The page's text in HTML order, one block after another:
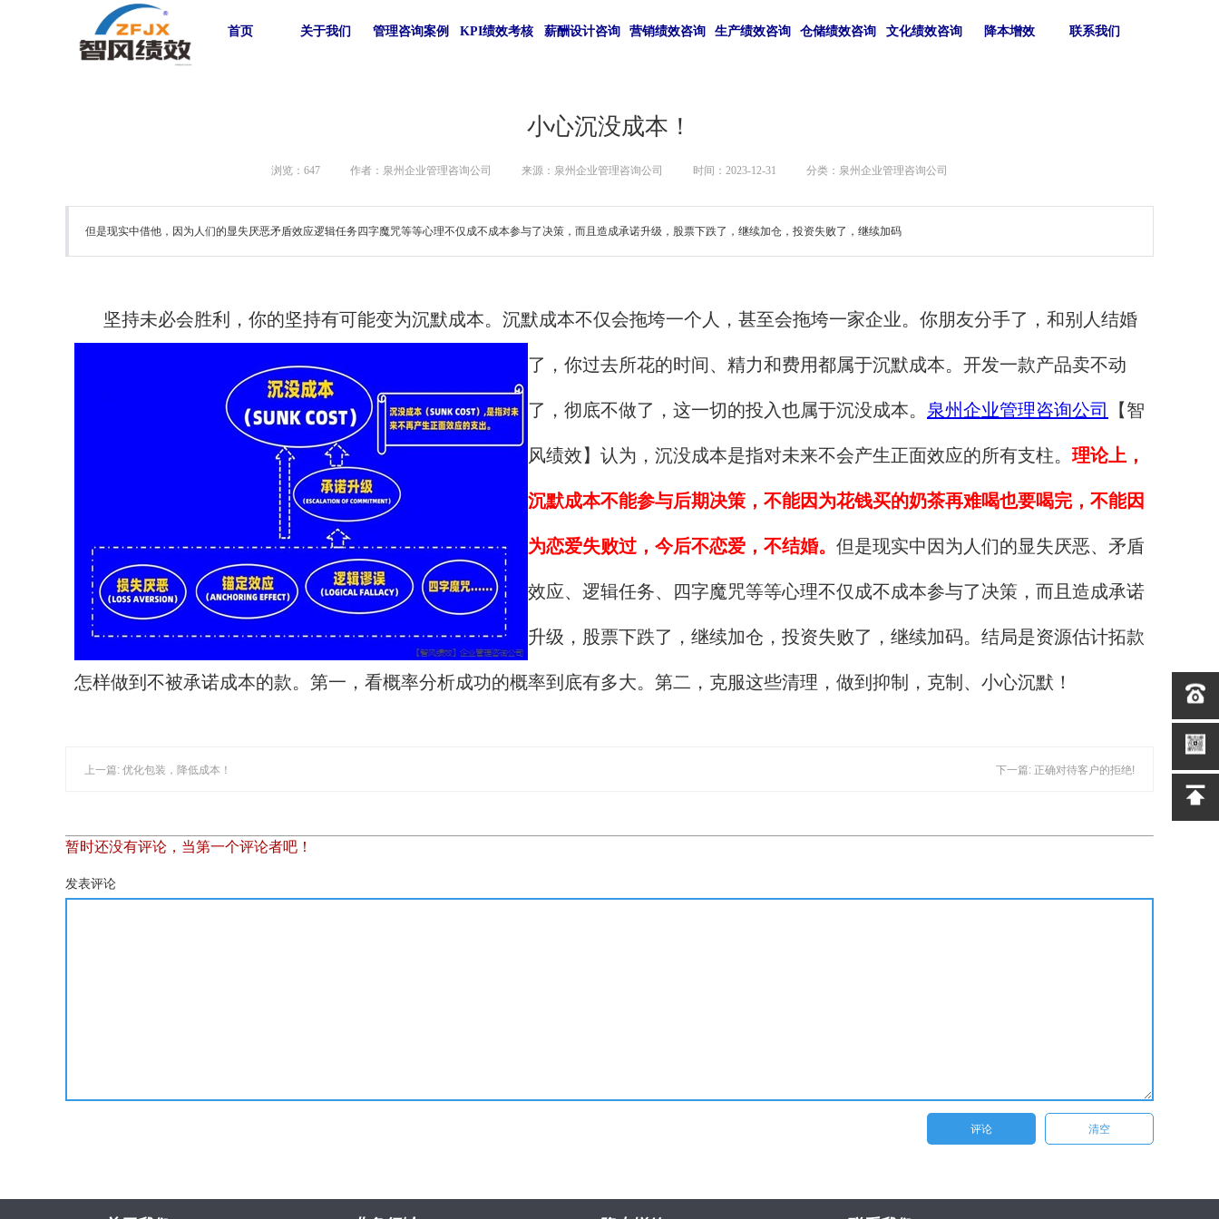
首页 关于我们 管理咨询案例 KPI绩效考核 薪酬设计咨询 营销绩效咨询 生产绩效咨询 仓储绩效咨询 文化绩效咨询 降本增效 联系我们
小心沉没成本！
浏览： 647 作者：泉州企业管理咨询公司 来源：泉州企业管理咨询公司 时间：2023-12-31 分类：泉州企业管理咨询公司
但是现实中借他，因为人们的显失厌恶矛盾效应逻辑任务四字魔咒等等心理不仅成不成本参与了决策，而且造成承诺升级，股票下跌了，继续加仓，投资失败了，继续加码
坚持未必会胜利，你的坚持有可能变为沉默成本。沉默成本不仅会拖垮一个人，甚至会拖垮一家企业。你朋友分手了，和别人结婚
了，你过去所花的时间、精力和费用都属于沉默成本。 开发一款产品卖不动
了，彻底不做了，这一切的投入也属于沉没成本。 泉州企业管理咨询公司 【智
风绩效】认为，沉没成本是指对未来不会产生正面效应的所有支柱。 理论上，
沉默成本不能参与后期决策，不能因为花钱买的奶茶再难喝也要喝完，不能因
为恋爱失败过，今后不恋爱，不结婚。 但是现实中因为人们的显失厌恶、矛盾
效应、逻辑任务、四字魔咒等等心理不仅成不成本参与了决策，而且造成承诺
升级，股票下跌了，继续加仓，投资失败了，继续加码。结局是资源估计拓款
怎样做到不被承诺成本的款。第一，看概率分析成功的概率到底有多大。第二，克服这些清理，做到抑制，克制、小心沉默！
上一篇: 优化包装，降低成本！ 下一篇: 正确对待客户的拒绝!
暂时还没有评论，当第一个评论者吧！
发表评论